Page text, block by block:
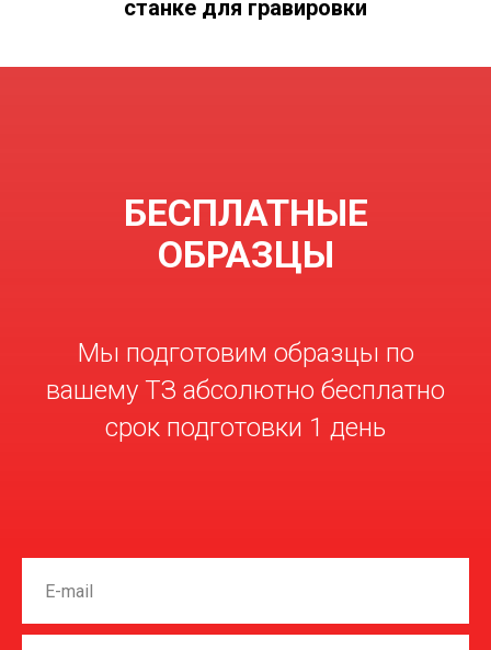
станке для гравировки
БЕСПЛАТНЫЕ
ОБРАЗЦЫ
Мы подготовим образцы по
вашему ТЗ абсолютно бесплатно
срок подготовки 1 день